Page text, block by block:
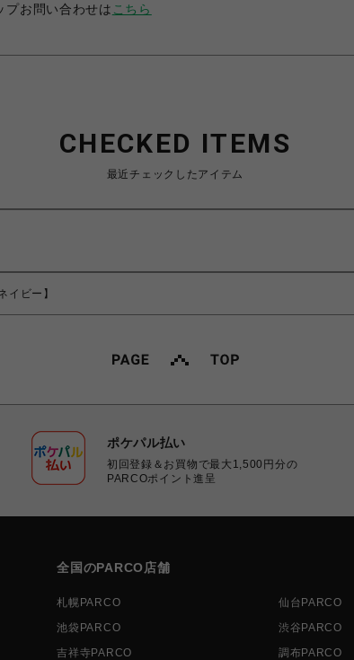
プお問い合わせは こちら
CHECKED ITEMS
最近チェックしたアイテム
イビー】
ポケパル払い
初回登録＆お買物で最大1,500円分の
PARCOポイント進呈
全国のPARCO店舗
札幌PARCO 仙台PARCO
池袋PARCO
渋谷PARCO
吉祥寺PARCO
調布PARCO